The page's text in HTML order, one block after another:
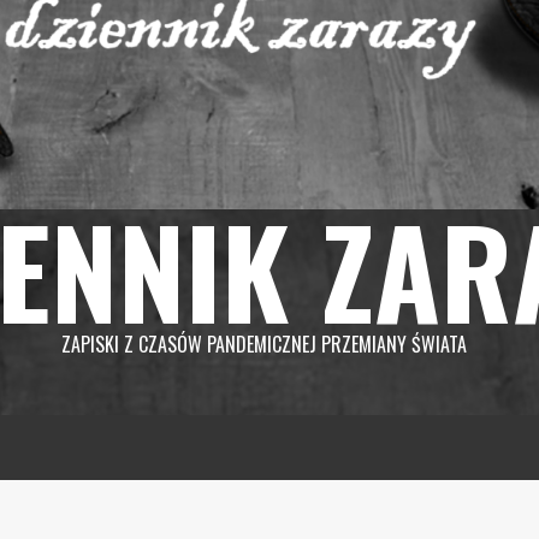
ZAPISKI Z CZASÓW PANDEMICZNEJ PRZEMIANY ŚWIATA